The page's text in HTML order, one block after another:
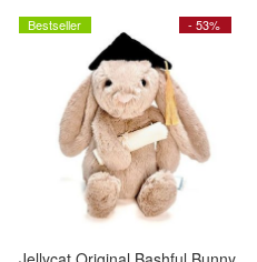
- 53%
Bestseller